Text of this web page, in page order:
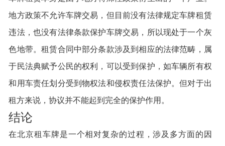
地方政策不允许车牌交易，但目前没有法律规定车牌租赁
违法，也没有法律条款保护车牌交易，所以现处于一个灰
色地带。租赁合同中部分条款涉及到相应的法律范畴，属
于民法典赋予公民的权利，可以受到保护，如车辆所有权
和用车责任划分受到物权法和侵权责任法保护。但对于出
租方来说，协议并不能起到完全的保护作用。
结论
在北京租车牌是一个相对复杂的过程，涉及多方面的因